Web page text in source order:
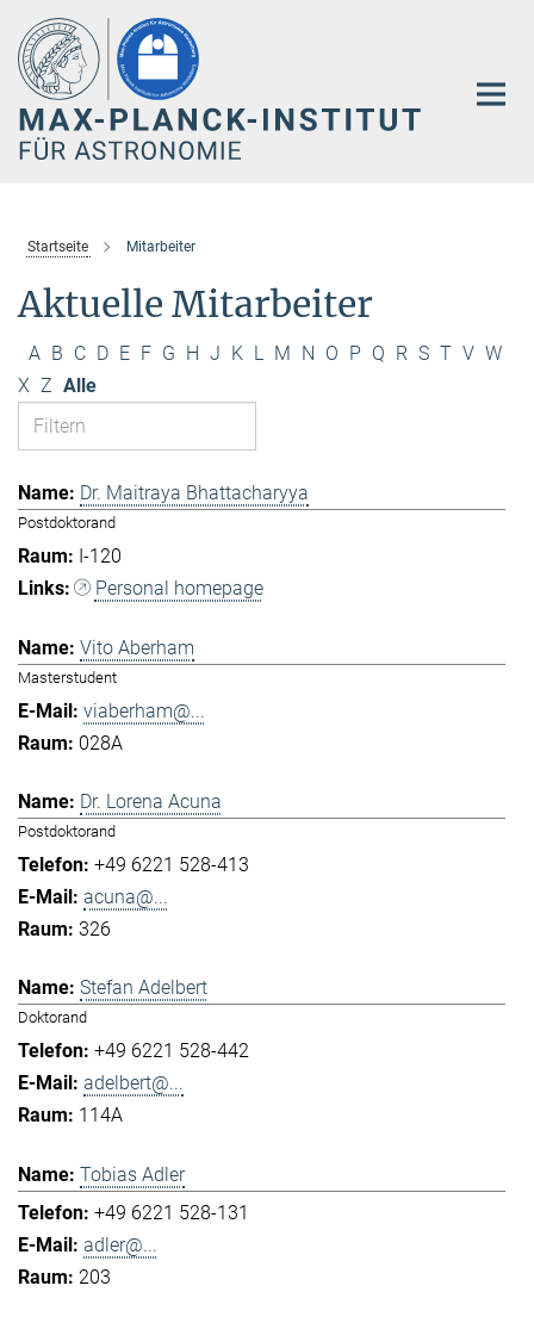
Hauptinhalt
Startseite Mitarbeiter
Aktuelle Mitarbeiter
A B C D E F G H J K L M N O P Q R S T V W
X Z Alle
Dr. Maitraya Bhattacharyya
Postdoktorand
I-120
Personal homepage
Vito Aberham
Masterstudent
viaberham@...
028A
Dr. Lorena Acuna
Postdoktorand
+49 6221 528-413
acuna@...
326
Stefan Adelbert
Doktorand
+49 6221 528-442
adelbert@...
114A
Tobias Adler
+49 6221 528-131
adler@...
203